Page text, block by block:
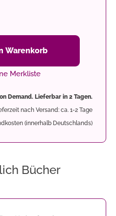
Warenkorb
Merkliste
Demand. Lieferbar in 2 Tagen.
nach Versand: ca. 1-2 Tage
(innerhalb Deutschlands)
Bücher